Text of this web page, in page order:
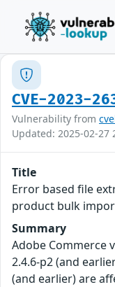
CVE-2023-
Vulnerability from
Updated: 2025-02-27
Title
Error based file
product bulk
Summary
Adobe Commerce
2.4.6-p2 (and
(and earlier) are